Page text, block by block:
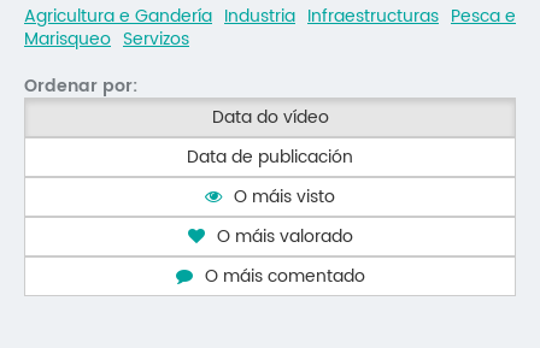
Agricultura e Gandería Industria Infraestructuras Pesca e
Marisqueo Servizos
Ordenar por:
Data do vídeo
Data de publicación
O máis visto
O máis valorado
O máis comentado